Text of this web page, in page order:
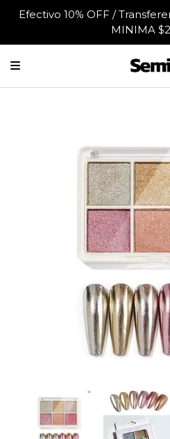
Efectivo 10% OFF /
MINIMA